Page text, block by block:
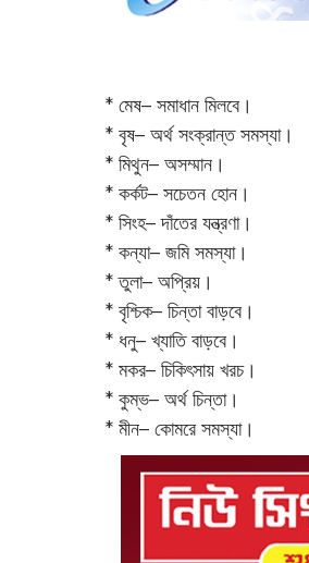
* মেষ– সমাধান মিলবে।
* বৃষ– অর্থ সংক্রান্ত সমস্যা।
* মিথুন– অসম্মান।
* কর্কট– সচেতন হোন।
* সিংহ– দাঁতের যন্ত্রণা।
* কন্যা– জমি সমস্যা।
* তুলা– অপ্রিয়।
* বৃশ্চিক– চিন্তা বাড়বে।
* ধনু– খ্যাতি বাড়বে।
* মকর– চিকিৎসায় খরচ।‌
* কুম্ভ– অর্থ চিন্তা।
* মীন– কোমরে সমস্যা।‌‌‌‌‌‌‌‌‌‌‌‌‌‌‌‌‌‌‌‌‌‌‌‌‌‌‌‌‌‌‌‌‌‌‌‌‌‌‌‌‌‌‌‌‌‌‌‌